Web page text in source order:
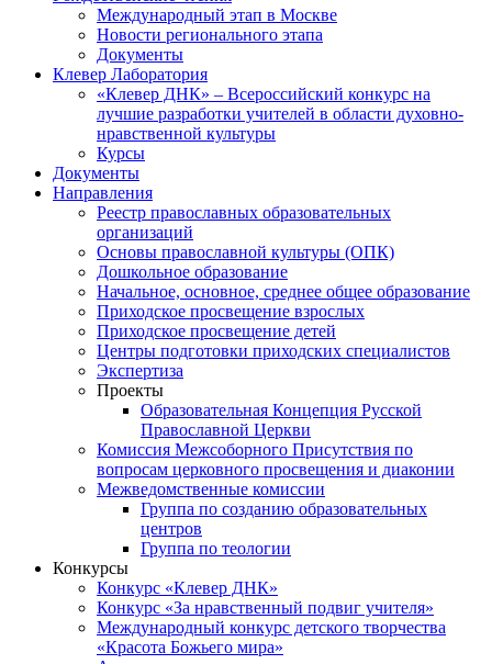
Международный этап в Москве
Новости регионального этапа
Документы
Клевер Лаборатория
«Клевер ДНК» – Всероссийский конкурс на
лучшие разработки учителей в области духовно-
нравственной культуры
Курсы
Документы
Направления
Реестр православных образовательных
организаций
Основы православной культуры (ОПК)
Дошкольное образование
Начальное, основное, среднее общее образование
Приходское просвещение взрослых
Приходское просвещение детей
Центры подготовки приходских специалистов
Экспертиза
Проекты
Образовательная Концепция Русской
Православной Церкви
Комиссия Межсоборного Присутствия по
вопросам церковного просвещения и диаконии
Межведомственные комиссии
Группа по созданию образовательных
центров
Группа по теологии
Конкурсы
Конкурс «Клевер ДНК»
Конкурс «За нравственный подвиг учителя»
Международный конкурс детского творчества
«Красота Божьего мира»